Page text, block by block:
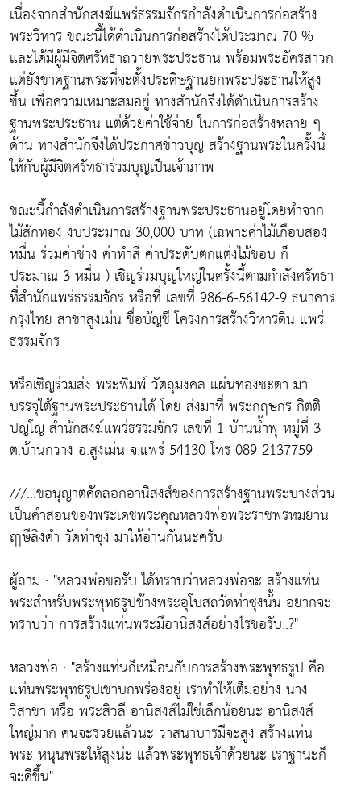
เนื่องจากสำนักสงฆ์แพร่ธรรมจักรกำลังดำเนินการก่อสร้าง
พระวิหาร ขณะนี้ได้ดำเนินการก่อสร้างได้ประมาณ 70 %
และได้มีผู้มีจิตศรัทธาถวายพระประธาน พร้อมพระอัครสาวก
แต่ยังขาดฐานพระที่จะตั้งประดิษฐานยกพระประธานให้สูง
ขึ้น เพื่อความเหมาะสมอยู่ ทางสำนักจึงได้ดำเนินการสร้าง
ฐานพระประธาน แต่ด้วยค่าใช้จ่าย ในการก่อสร้างหลาย ๆ
ด้าน ทางสำนักจึงได้ประกาศข่าวบุญ สร้างฐานพระในครั้งนี้
ให้กับผู้มีจิตศรัทธาร่วมบุญเป็นเจ้าภาพ
ขณะนี้กำลังดำเนินการสร้างฐานพระประธานอยู่โดยทำจาก
ไม้สักทอง งบประมาณ 30,000 บาท (เฉพาะค่าไม้เกือบสอง
หมื่น ร่วมค่าช่าง ค่าทำสี ค่าประดับตกแต่งไม้ขอบ ก็
ประมาณ 3 หมื่น ) เชิญร่วมบุญใหญ่ในครั้งนี้ตามกำลังศรัทธา
ที่สำนักแพร่ธรรมจักร หรือที่ เลขที่ 986-6-56142-9 ธนาคาร
กรุงไทย สาขาสูงเม่น ชื่อบัญชี โครงการสร้างวิหารดิน แพร่
ธรรมจักร
หรือเชิญร่วมส่ง พระพิมพ์ วัตถุมงคล แผ่นทองชะตา มา
บรรจุใต้ฐานพระประธานได้ โดย ส่งมาที่ พระกฤษกร กิตติ
ปญโญ สำนักสงฆ์แพร่ธรรมจักร เลขที่ 1 บ้านน้ำพุ หมู่ที่ 3
ต.บ้านกวาง อ.สูงเม่น จ.แพร่ 54130 โทร 089 2137759
///...ขอนุญาตคัดลอกอานิสงส์ของการสร้างฐานพระบางส่วน
เป็นคำสอนของพระเดชพระคุณหลวงพ่อพระราชพรหมยาน
ฤาษีลิงดำ วัดท่าซุง มาให้อ่านกันนะครับ
ผู้ถาม : "หลวงพ่อขอรับ ได้ทราบว่าหลวงพ่อจะ สร้างแท่น
พระสำหรับพระพุทธรูปข้างพระอุโบสถวัดท่าซุงนั้น อยากจะ
ทราบว่า การสร้างแท่นพระมีอานิสงส์อย่างไรขอรับ..?"
หลวงพ่อ : "สร้างแท่นก็เหมือนกับการสร้างพระพุทธรูป คือ
แท่นพระพุทธรูปเขาบกพร่องอยู่ เราทำให้เต็มอย่าง นาง
วิสาขา หรือ พระสิวลี อานิสงส์ไม่ใช่เล็กน้อยนะ อานิสงส์
ใหญ่มาก คนจะรวยแล้วนะ วาสนาบารมีจะสูง สร้างแท่น
พระ หนุนพระให้สูงน่ะ แล้วพระพุทธเจ้าด้วยนะ เราฐานะก็
จะดีขึ้น"